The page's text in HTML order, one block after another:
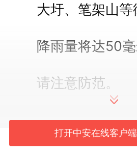
大圩、笔架山等
降雨量将达50毫
请注意防范。
打开中安在线客户